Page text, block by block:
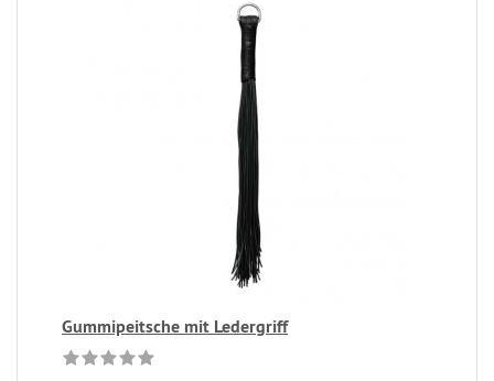
Gummipeitsche mit Ledergriff